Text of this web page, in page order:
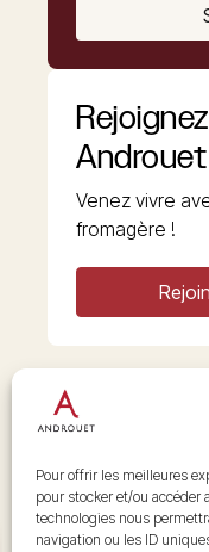
Pour offrir les meilleures
pour stocker et/ou accéder
technologies nous
navigation ou les ID
Androuet
Venez vivre
fromagère !